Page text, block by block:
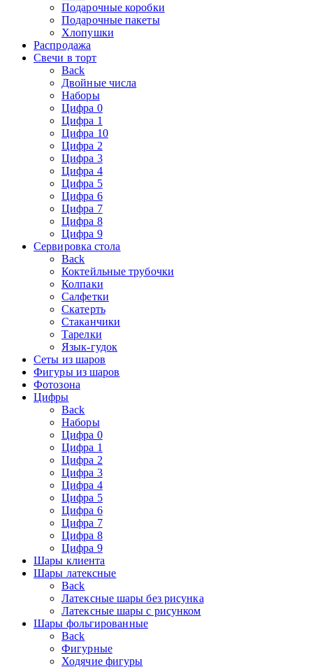
Подарочные коробки
Подарочные пакеты
Хлопушки
Распродажа
Свечи в торт
Back
Двойные числа
Наборы
Цифра 0
Цифра 1
Цифра 10
Цифра 2
Цифра 3
Цифра 4
Цифра 5
Цифра 6
Цифра 7
Цифра 8
Цифра 9
Сервировка стола
Back
Коктейльные трубочки
Колпаки
Салфетки
Скатерть
Стаканчики
Тарелки
Язык-гудок
Сеты из шаров
Фигуры из шаров
Фотозона
Цифры
Back
Наборы
Цифра 0
Цифра 1
Цифра 2
Цифра 3
Цифра 4
Цифра 5
Цифра 6
Цифра 7
Цифра 8
Цифра 9
Шары клиента
Шары латексные
Back
Латексные шары без рисунка
Латексные шары с рисунком
Шары фольгированные
Back
Фигурные
Ходячие фигуры